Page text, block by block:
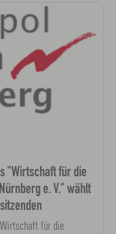
"Wirtschaft für die
e. V." wählt
für die